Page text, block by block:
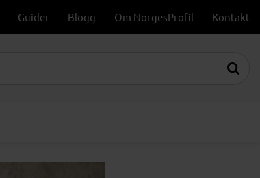
Guider Blogg Om NorgesProfil Kontakt